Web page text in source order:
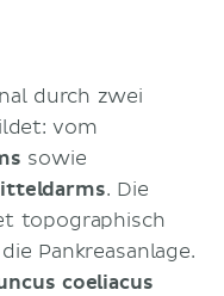
durch zwei
vom
sowie
. Die
topographisch
Pankreasanlage.
coeliacus